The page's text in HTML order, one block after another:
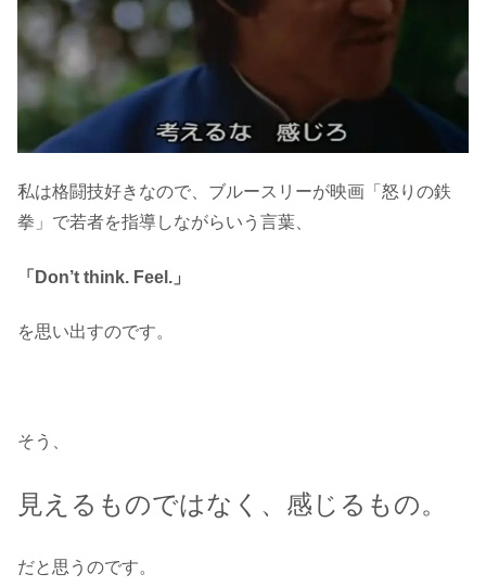
私は格闘技好きなので、ブルースリーが映画「怒りの鉄
拳」で若者を指導しながらいう言葉、
「Don’t think. Feel.」
を思い出すのです。
そう、
見えるものではなく、感じるもの。
だと思うのです。